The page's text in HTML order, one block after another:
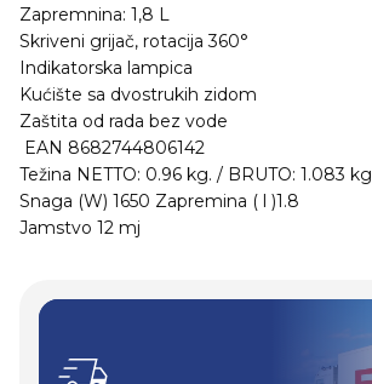
Zapremnina: 1,8 L
Skriveni grijač, rotacija 360°
Indikatorska lampica
Kućište sa dvostrukih zidom
Zaštita od rada bez vode
EAN 8682744806142
Težina NETTO: 0.96 kg. / BRUTO: 1.083 kg
Snaga (W) 1650 Zapremina ( l )1.8
Jamstvo 12 mj